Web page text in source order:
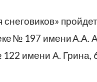
№ 197 имени А.А.
имени А. Грина,